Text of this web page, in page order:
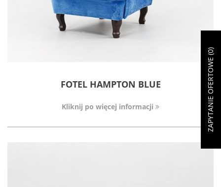
FOTEL HAMPTON BLUE
Kliknij po więcej informacji ZAPYTANIE OFERTOWE (
0
)